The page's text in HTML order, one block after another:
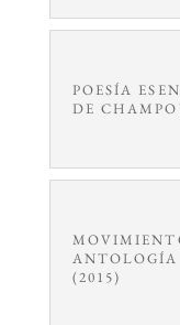
POESÍA
DE
ANTOLOGÍA
(2015)